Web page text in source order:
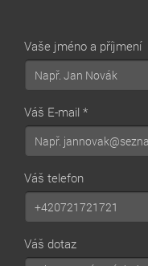
Vaše jméno a příjmení
Váš E-mail *
Váš telefon
Váš dotaz